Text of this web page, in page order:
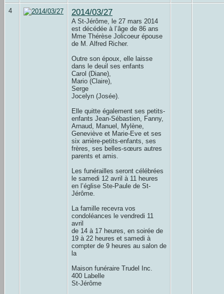
4 2014/03/27
A St-Jérôme, le 27 mars 2014
est décédée à l’âge de 86 ans
Mme Thérèse Jolicoeur épouse
de M. Alfred Richer.
Outre son époux, elle laisse
dans le deuil ses enfants
Carol (Diane),
Mario (Claire),
Serge
Jocelyn (Josée).
Elle quitte également ses petits-
enfants Jean-Sébastien, Fanny,
Arnaud, Manuel, Mylène,
Geneviève et Marie-Eve et ses
six arrière-petits-enfants, ses
frères, ses belles-sœurs autres
parents et amis.
Les funérailles seront célébrées
le samedi 12 avril à 11 heures
en l’église Ste-Paule de St-
Jérôme.
La famille recevra vos
condoléances le vendredi 11
avril
de 14 à 17 heures, en soirée de
19 à 22 heures et samedi à
compter de 9 heures au salon de
la
Maison funéraire Trudel Inc.
400 Labelle
St-Jérôme